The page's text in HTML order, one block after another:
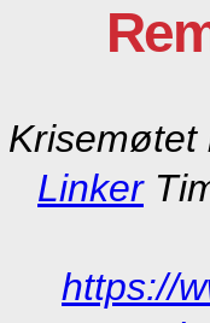
Linker
https://